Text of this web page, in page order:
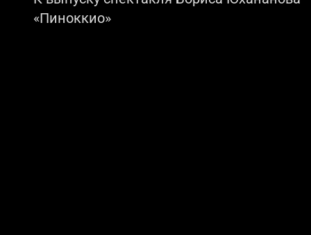
«Пиноккио»